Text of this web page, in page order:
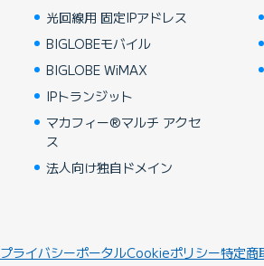
光回線用 固定IPアドレス
BIGLOBEモバイル
BIGLOBE WiMAX
IPトランジット
マカフィー®マルチ アクセ
ス
法人向け独自ドメイン
プライバシーポータルCookieポリシー特定商